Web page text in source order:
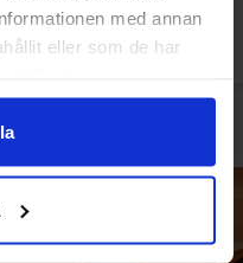
med annan
eller som de har